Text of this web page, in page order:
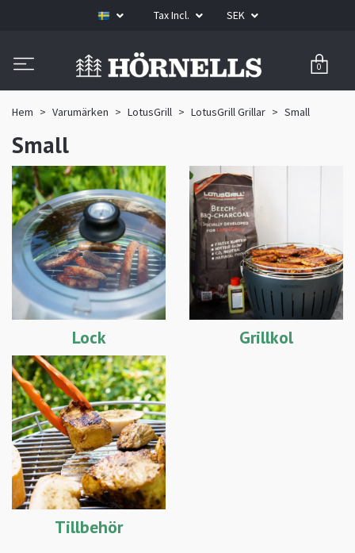
Tax Incl. SEK
0
Hem Varumärken LotusGrill LotusGrill Grillar Small
Small
Lock Grillkol
Tillbehör